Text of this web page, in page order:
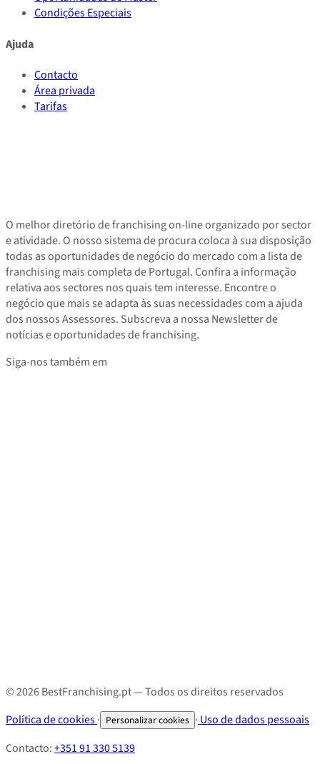
Condições Especiais
Ajuda
Contacto
Área privada
Tarifas
O melhor diretório de franchising on-line organizado por sector
e atividade. O nosso sistema de procura coloca à sua disposição
todas as oportunidades de negócio do mercado com a lista de
franchising mais completa de Portugal. Confira a informação
relativa aos sectores nos quais tem interesse. Encontre o
negócio que mais se adapta às suas necessidades com a ajuda
dos nossos Assessores. Subscreva a nossa Newsletter de
notícias e oportunidades de franchising.
Siga-nos também em
© 2026 BestFranchising.pt — Todos os direitos reservados
Política de cookies· Personalizar cookies · Uso de dados pessoais
Contacto:+351 91 330 5139